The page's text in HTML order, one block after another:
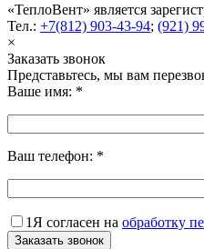
«ТеплоВент» является
Тел.: +7(812) 903-43-94; (921)
×
Заказать звонок
Представьтесь, мы вам
Ваше имя: *
Ваш телефон: *
1 Я согласен на обработку